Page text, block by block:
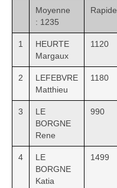
Moyenne
: 1235
Rapide
1
HEURTE
Margaux
1120
2
LEFEBVRE
Matthieu
1180
3
LE
BORGNE
Rene
990
4
LE
BORGNE
Katia
1499